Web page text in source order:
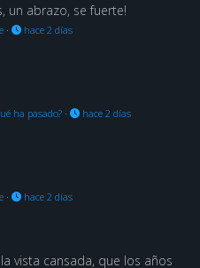
un abrazo, se fuerte!
· hace 2 días
ha pasado? · hace 2 días
· hace 2 días
vista cansada, que los años